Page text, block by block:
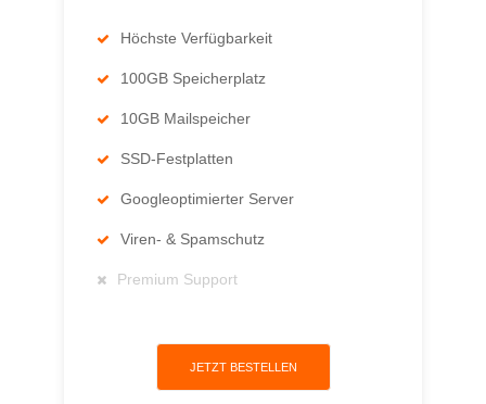
Höchste Verfügbarkeit
100GB Speicherplatz
10GB Mailspeicher
SSD-Festplatten
Googleoptimierter Server
Viren- & Spamschutz
Premium Support
JETZT BESTELLEN